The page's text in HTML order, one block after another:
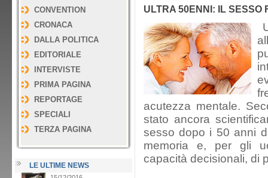
CONVENTION
CRONACA
DALLA POLITICA
EDITORIALE
INTERVISTE
PRIMA PAGINA
REPORTAGE
SPECIALI
TERZA PAGINA
LE ULTIME NEWS
ULTRA 50ENNI: IL SESSO
acutezza mentale.
stato ancora
sesso dopo i 50 anni
memoria e, per gli
capacità decisionali, di